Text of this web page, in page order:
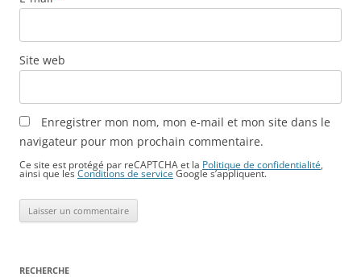
Site web
Enregistrer mon nom, mon e-mail et mon site dans le
navigateur pour mon prochain commentaire.
Ce site est protégé par reCAPTCHA et la Politique de confidentialité
ainsi que lesConditions de service Google s’appliquent.
RECHERCHE